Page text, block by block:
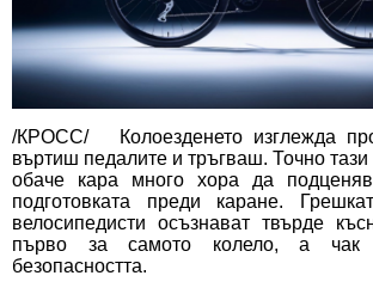
/КРОСС/ Колоезденето изглежда
въртиш педалите и тръгваш. Точно
обаче кара много хора да
подготовката преди каране.
велосипедисти осъзнават твърде
първо за самото колело, а
безопасността.